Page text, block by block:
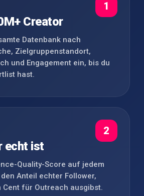
1
Creator
Datenbank nach
Zielgruppenstandort,
und Engagement ein, bis du
hast.
2
echt ist
Quality-Score auf jedem
Anteil echter Follower,
Cent für Outreach ausgibst.